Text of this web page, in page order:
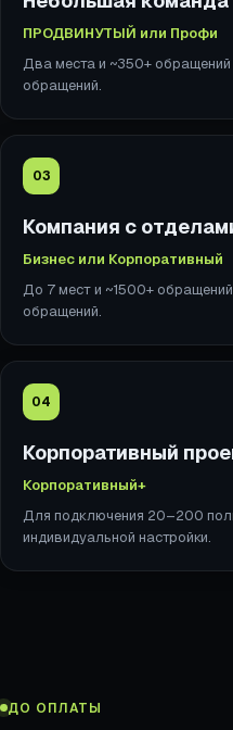
ПРОДВИНУТЫЙ или Профи
Два места и ~350+
обращений.
03
Компания с
Бизнес или Корпоративный
До 7 мест и ~1500+
обращений.
04
Корпоративный
Корпоративный+
Для подключения 20–200
индивидуальной настройки.
ДО ОПЛАТЫ